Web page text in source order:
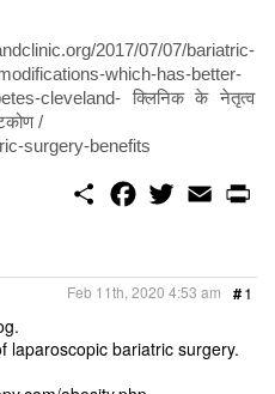
2017/07/07/bariatric-
which-has-better-
cleveland- क्लिनिक के नेतृत्व
/
surgery-benefits
S
o
o
w
e
r
E
m
#1
Feb 11th, 2020 4:53 am
laparoscopic bariatric surgery.